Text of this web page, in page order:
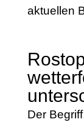
aktuellen
Der